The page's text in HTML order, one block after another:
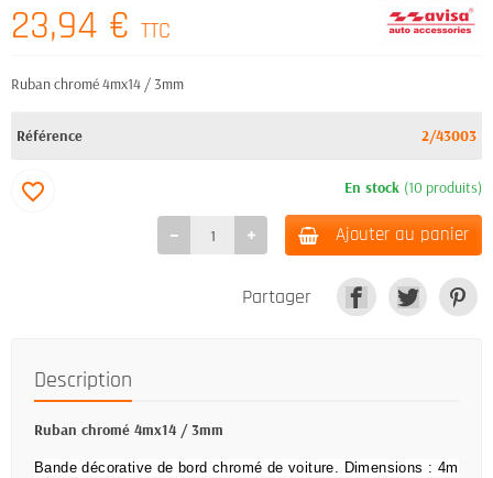
23,94 € TTC
Ruban chromé 4mx14 / 3mm
Référence 2/43003
En stock (10 produits)
Ajouter au panier
favorite_border
Partager
Description
Ruban chromé 4mx14 / 3mm
Bande décorative de bord chromé de voiture. Dimensions : 4m